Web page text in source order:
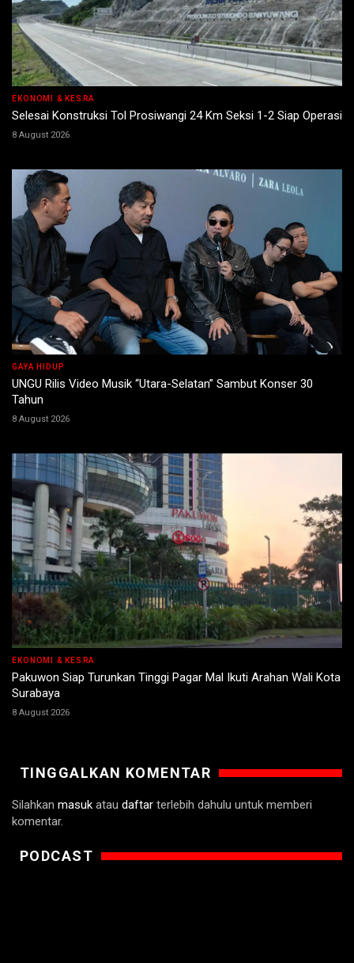
EKONOMI & KESRA
Selesai Konstruksi Tol Prosiwangi 24 Km Seksi 1-2 Siap Operasi
8 August 2026
GAYA HIDUP
UNGU Rilis Video Musik “Utara-Selatan” Sambut Konser 30
Tahun
8 August 2026
EKONOMI & KESRA
Pakuwon Siap Turunkan Tinggi Pagar Mal Ikuti Arahan Wali Kota
Surabaya
8 August 2026
TINGGALKAN KOMENTAR
Silahkan masuk atau daftar terlebih dahulu untuk memberi
komentar.
PODCAST